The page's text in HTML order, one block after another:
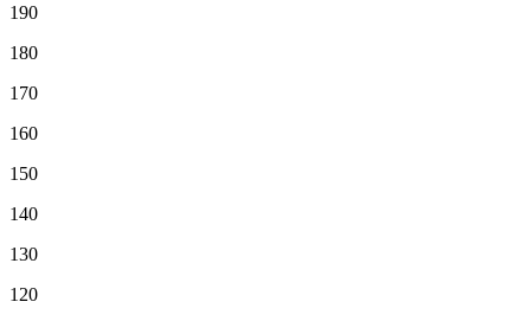
190
180
170
160
150
140
130
120